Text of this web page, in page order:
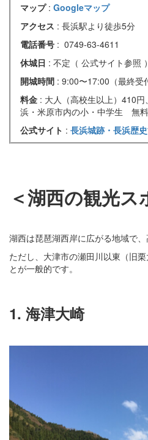
マップ : Googleマップ
アクセス : 長浜駅より徒歩5分
電話番号 : 0749-63-4611
休城日 : 不定（ 公式サイト参照 ）
開城時間 : 9:00〜17:00（最終受
料金 : 大人（高校生以上）410
浜・米原市内の小・中学生 無料
公式サイト : 長浜城跡・長浜歴
＜湖西の観光ス
湖西は琵琶湖西岸に広がる地域で、
ただし、大津市の瀬田川以東（旧
とが一般的です。
1. 海津大崎